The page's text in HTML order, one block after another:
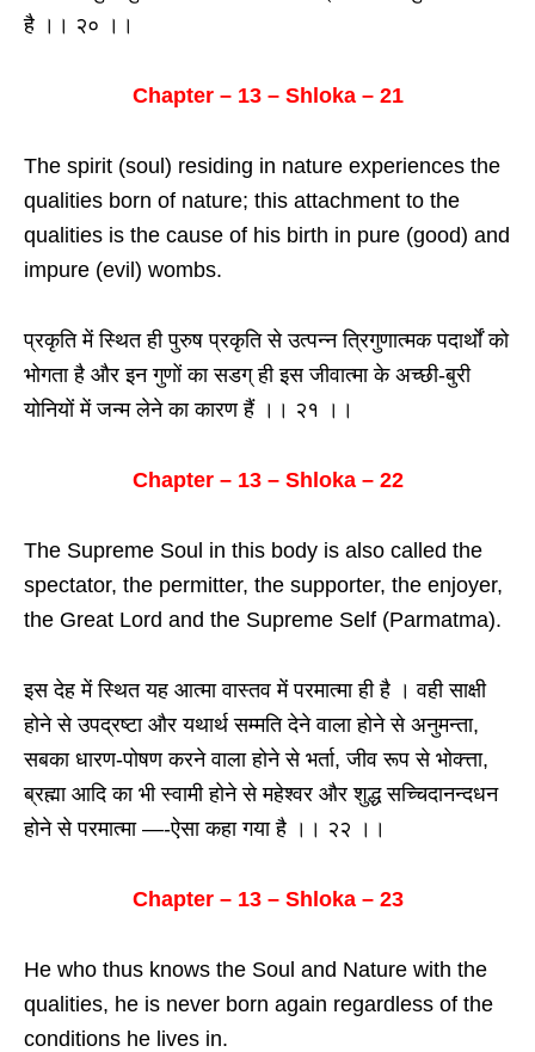
है ।। २० ।।
Chapter – 13 – Shloka – 21
The spirit (soul) residing in nature experiences the
qualities born of nature; this attachment to the
qualities is the cause of his birth in pure (good) and
impure (evil) wombs.
प्रकृति में स्थित ही पुरुष प्रकृति से उत्पन्न त्रिगुणात्मक पदार्थों को
भोगता है और इन गुणों का सडग् ही इस जीवात्मा के अच्छी-बुरी
योनियों में जन्म लेने का कारण हैं ।। २१ ।।
Chapter – 13 – Shloka – 22
The Supreme Soul in this body is also called the
spectator, the permitter, the supporter, the enjoyer,
the Great Lord and the Supreme Self (Parmatma).
इस देह में स्थित यह आत्मा वास्तव में परमात्मा ही है । वही साक्षी
होने से उपद्रष्टा और यथार्थ सम्मति देने वाला होने से अनुमन्ता,
सबका धारण-पोषण करने वाला होने से भर्ता, जीव रूप से भोक्त्ता,
ब्रह्मा आदि का भी स्वामी होने से महेश्वर और शुद्ध सच्चिदानन्दधन
होने से परमात्मा —-ऐसा कहा गया है ।। २२ ।।
Chapter – 13 – Shloka – 23
He who thus knows the Soul and Nature with the
qualities, he is never born again regardless of the
conditions he lives in.